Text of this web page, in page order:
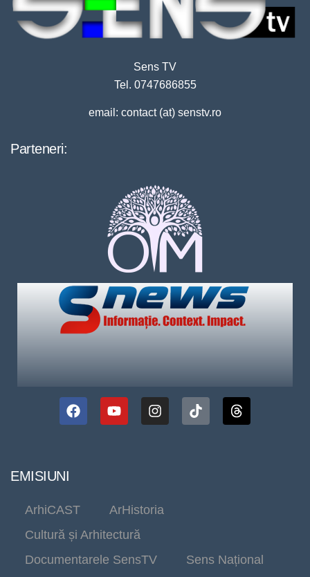
Sens TV
Tel. 0747686855
email: contact (at) senstv.ro
Parteneri:
EMISIUNI
ArhiCAST
ArHistoria
Cultură și Arhitectură
Documentarele SensTV
Sens Național